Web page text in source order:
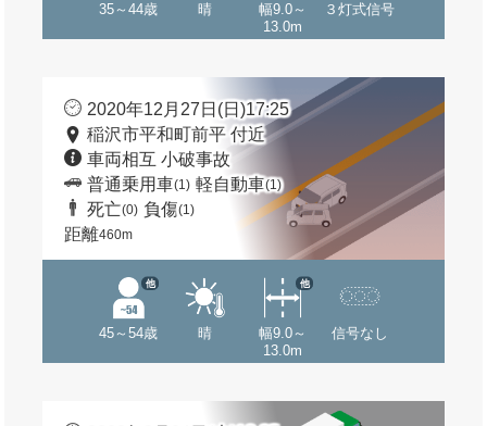
35～44歳 晴
幅9.0～
13.0m
３灯式信号
2020年12月27日(日)17:25
稲沢市平和町前平 付近
車両相互 小破事故
普通乗用車(1) 軽自動車(1)
死亡(0) 負傷(1)
距離460m
45～54歳
他
晴
幅9.0～
13.0m
他
信号なし